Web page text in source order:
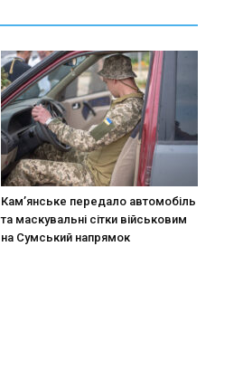
Кам’янське передало автомобіль
та маскувальні сітки військовим
на Сумський напрямок